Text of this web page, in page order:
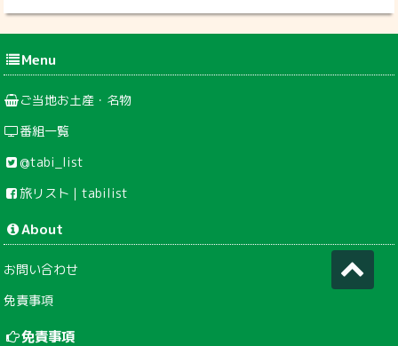
Menu
ご当地お土産・名物
番組一覧
@tabi_list
旅リスト｜tabilist
About
お問い合わせ
免責事項
免責事項